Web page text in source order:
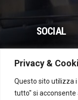
Privacy &
Questo sito utilizza
tutto" si acconsente
SOCIAL
WhatsApp